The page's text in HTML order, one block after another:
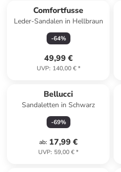
Comfortfusse
Leder-Sandalen in Hellbraun
-64%
49,99 €
UVP: 140,00 €*
Bellucci
Sandaletten in Schwarz
-69%
ab: 17,99 €
UVP: 59,00 €*